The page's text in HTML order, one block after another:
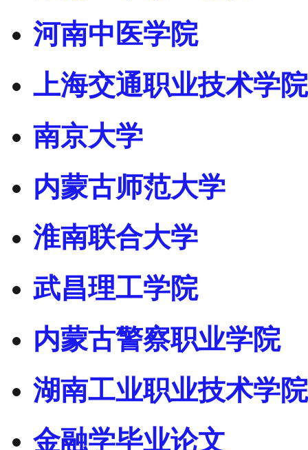
河南中医学院
上海交通职业技术学院
南京大学
内蒙古师范大学
淮南联合大学
武昌理工学院
内蒙古警察职业学院
湖南工业职业技术学院
金融学毕业论文